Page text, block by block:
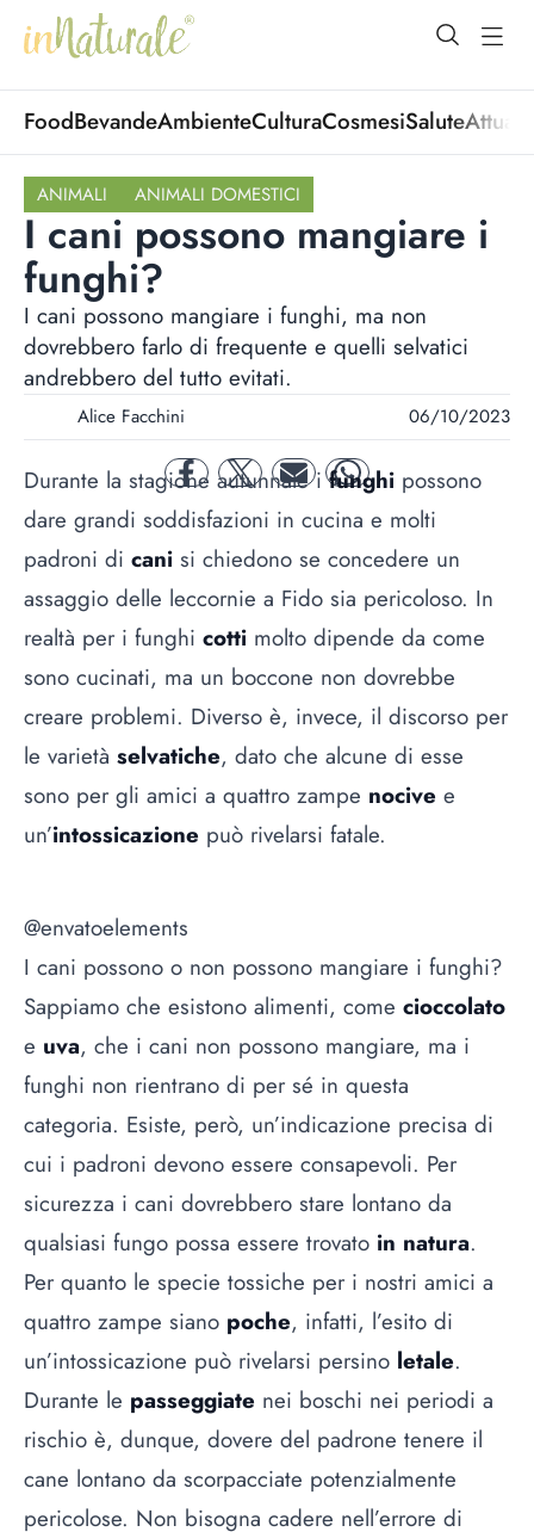
open
FoodBevandeAmbienteCulturaCosmesiSalute
ANIMALI ANIMALI DOMESTICI
I cani possono mangiare i
funghi?
I cani possono mangiare i funghi, ma non
dovrebbero farlo di frequente e quelli selvatici
andrebbero del tutto evitati.
Alice Facchini 06/10/2023
facebooktwitter mail whatsapp
Durante la stagione autunnale ifunghi possono
dare grandi soddisfazioni in cucina e molti
padroni di cani si chiedono se concedere un
assaggio delle leccornie a Fido sia pericoloso. In
realtà per i funghi cotti molto dipende da come
sono cucinati, ma un boccone non dovrebbe
creare problemi. Diverso è, invece, il discorso per
le varietà selvatiche, dato che alcune di esse
sono per gli amici a quattro zampe nocive e
un’intossicazione può rivelarsi fatale.
@envatoelements
I cani possono o non possono mangiare i funghi?
Sappiamo che esistono alimenti, come cioccolato
e uva, che i cani non possono mangiare, ma i
funghi non rientrano di per sé in questa
categoria. Esiste, però, un’indicazione precisa di
cui i padroni devono essere consapevoli. Per
sicurezza i cani dovrebbero stare lontano da
qualsiasi fungo possa essere trovato in natura.
Per quanto le specie tossiche per i nostri amici a
quattro zampe siano poche, infatti, l’esito di
un’intossicazione può rivelarsi persino letale.
Durante le passeggiate nei boschi nei periodi a
rischio è, dunque, dovere del padrone tenere il
cane lontano da scorpacciate potenzialmente
pericolose. Non bisogna cadere nell’errore di